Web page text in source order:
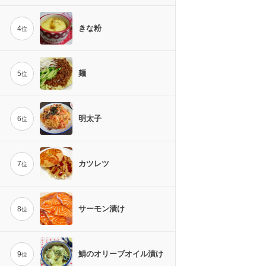
4位 きな粉
5位 麺
6位 明太子
7位 カツレツ
8位 サーモン漬け
9位 鯖のオリーブオイル漬け